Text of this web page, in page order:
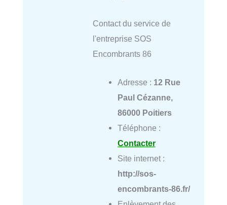
Contact du service de
l'entreprise SOS
Encombrants 86
Adresse : 12 Rue
Paul Cézanne,
86000 Poitiers
Téléphone :
Contacter
Site internet :
http://sos-
encombrants-86.fr/